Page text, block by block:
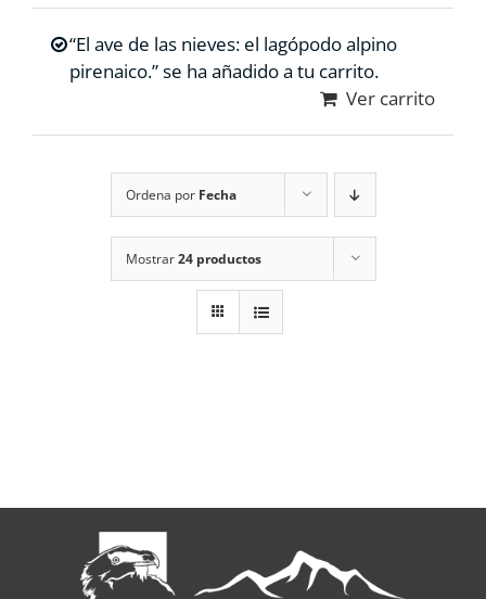
COLABORA
RECURSOS
CONTACTO
“El ave de las nieves: el lagópodo alpino
pirenaico.” se ha añadido a tu carrito.
Ver carrito
Ordena por Fecha
Mostrar24 productos